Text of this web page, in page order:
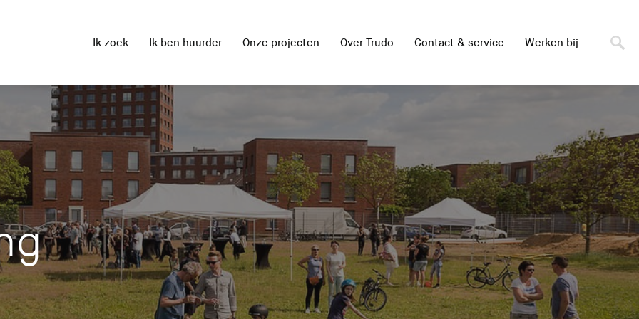
Ik zoek Ik ben huurder Onze projecten Over Trudo Contact & service Werken bij